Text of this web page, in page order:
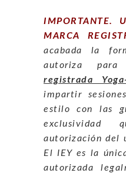
IMPORTANTE.
MARCA
acabada la
autoriza
registrada
impartir
estilo con las
exclusividad
autorización del
El IEY es la
autorizada